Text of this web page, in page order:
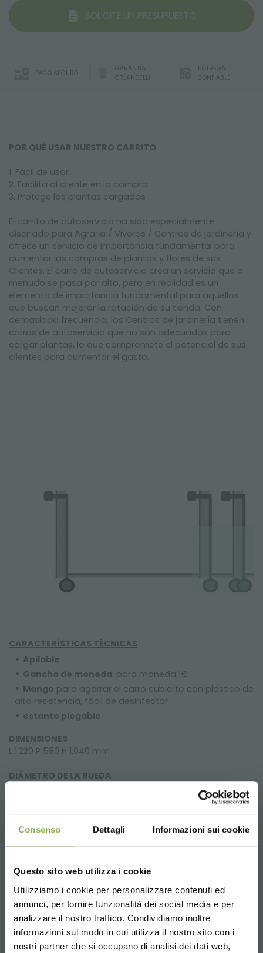
Consenso Dettagli Informazioni sui cookie
Questo sito web utilizza i cookie
Utilizziamo i cookie per personalizzare contenuti ed
annunci, per fornire funzionalità dei social media e per
analizzare il nostro traffico. Condividiamo inoltre
informazioni sul modo in cui utilizza il nostro sito con i
nostri partner che si occupano di analisi dei dati web,
SOLICITE UN PRESUPUESTO
PAGO SEGURO
GARANTÍA
ORLANDELLI
ENTREGA
CONFIABLE
POR QUÉ USAR NUESTRO CARRITO
1. Fàcil de usar
2. Facilita al cliente en la compra
3. Protege las plantas cargadas
El carrito de autoservicio ha sido especialmente
diseñado para Agraria / Viveros / Centros de jardinería y
ofrece un servicio de importancia fundamental para
aumentar las compras de plantas y flores de sus
Clientes. El carro de autoservicio crea un servicio que a
menudo se pasa por alto, pero en realidad es un
elemento de importancia fundamental para aquellos
que buscan mejorar la rotación de su tienda. Con
demasiada frecuencia, los Centros de jardinería tienen
carros de autoservicio que no son adecuados para
cargar plantas, lo que compromete el potencial de sus
clientes para aumentar el gasto.
CARACTERÍSTICAS TÉCNICAS
Apilable
Gancho de moneda. para moneda 1€
Mango para agarrar el carro cubierto con plástico de
alta resistencia, fácil de desinfectar
estante plegable
DIMENSIONES
L 1.220 P 580 H 1.040 mm
DIÁMETRO DE LA RUEDA
4 ruedas giratorias de poliuretano de ø 125 mm
¿Estás planeando una nueva
instalación? ¡Descubre ahora todo lo
que necesitas!
Gancho de inicioy cadena de iniciono están incluidos
con su carrito de la compra. Si está planeando una
nueva instalación de carritos de la compra, que incluya
DESCARGAR